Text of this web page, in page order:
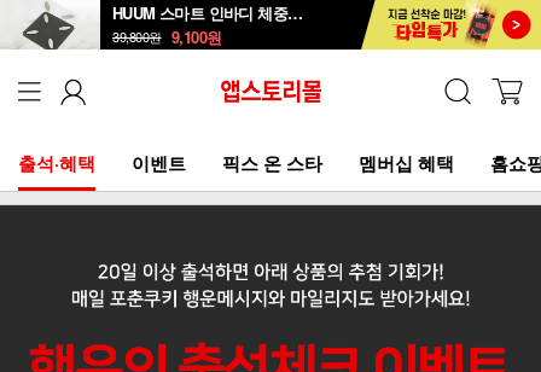
HUUM 스마트 인바디 체중계 SB-108B
39,800원 9,100원
출석·혜택 이벤트 픽스 온 스타 멤버십 혜택 홈쇼